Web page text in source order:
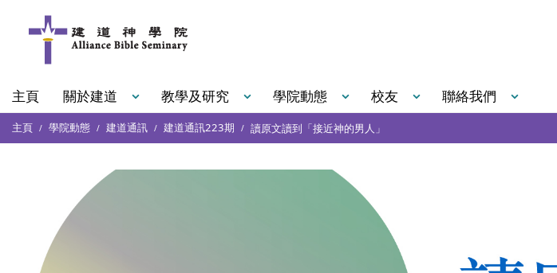
主頁 關於建道 教學及研究 學院動態 校友 聯絡我們
主頁 學院動態 建道通訊 建道通訊223期 讀原文讀到「接近神的男人」